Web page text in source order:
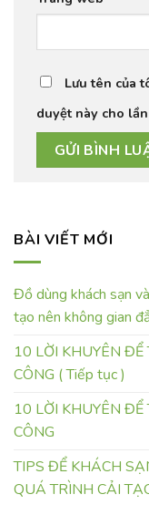
Lưu tên của
duyệt này cho
BÀI VIẾT MỚI
Đồ dùng khách sạn
tạo nên không gian
10 LỜI KHUYÊN ĐỂ
CÔNG ( Tiếp tục )
10 LỜI KHUYÊN ĐỂ
CÔNG
TIPS ĐỂ KHÁCH
QUÁ TRÌNH CẢI